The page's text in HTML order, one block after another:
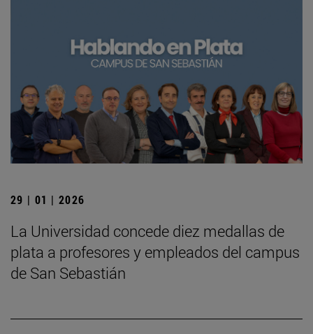
29 | 01 | 2026
La Universidad concede diez medallas de
plata a profesores y empleados del campus
de San Sebastián